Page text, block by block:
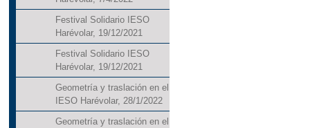
Festival Solidario IESO
Harévolar, 19/12/2021
Festival Solidario IESO
Harévolar, 19/12/2021
Geometría y traslación en el
IESO Harévolar, 28/1/2022
Geometría y traslación en el